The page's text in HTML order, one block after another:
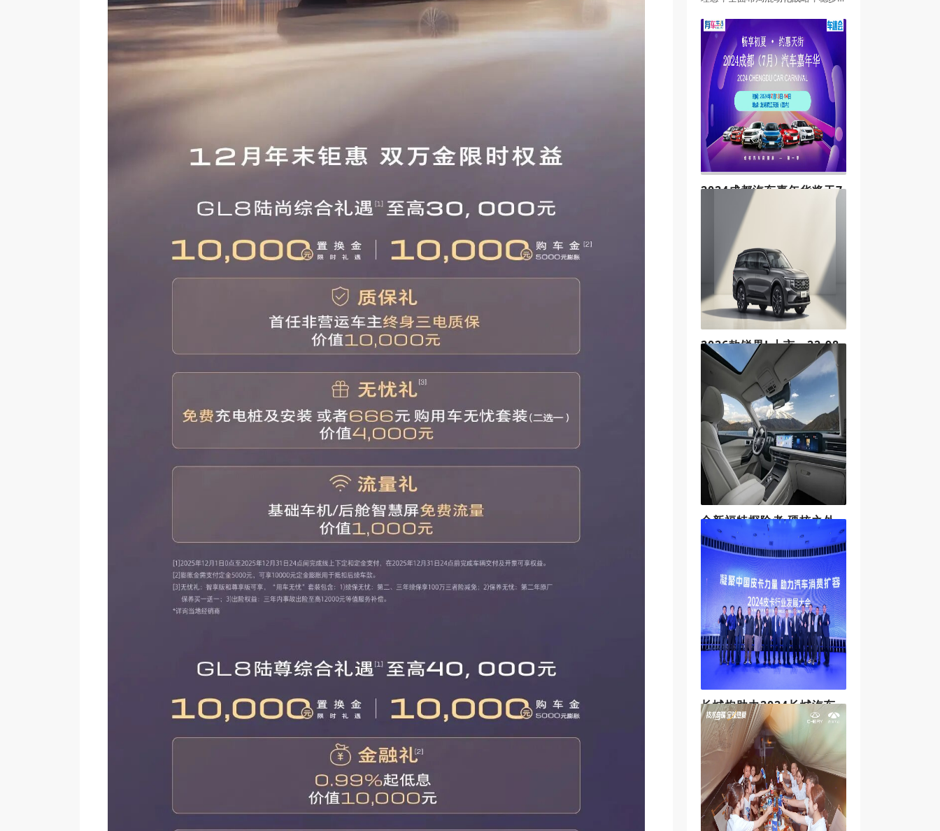
成都恒畅宏景新能源中心成功举办
了盛大的开业庆典。令人瞩目的
是，捷途汽车在短短6个月内迅速开
设了300家门店
2024成都汽车嘉年华将于7
月13-14日开启
7月13日至14日车迷会网站联合有车
生活将在成都龙湖滨江天街室内空
间盛大举办一场别开生面的车展活
动，为蓉城的车迷及市民们带来一
场集观赏、体验与互动于一体的汽
车文化大餐。本次车展汇聚了国内
外众多主流汽车
2026款锐界L上市，22.98
万起
智能升级· 全系搭载L2驾驶辅助功能
本次升级，2026款福特锐界L全系车
型搭载L2级驾驶辅助，全系标配ACC
全速智能自适应巡航、LC智能领航
辅助系统、AEB智能感应制动保护系
统等多项主动驾驶辅助功能，
全新福特探险者 硬核之外
还智能
为更好的契合用户智能用车需求，
全新福特探险者全系升级FNV3.0智
能互联全网架构，标配高通8155第
三代骁龙座舱平台旗舰芯片、车载
5G Wi-Fi热点，以此为基础打造“更
懂你”的智能座舱和“更认路”的
长城炮助力2024长城汽车
智慧工厂马拉松燃情开跑
越跑越热爱！5月19日，2024长城汽
车智慧工厂半程马拉松鸣枪开跑。
长城汽车董事长魏建军、高管跑
团、广大跑友齐聚一堂，跑进工
厂，穿越车间，跑过厂区试验场，
共享一场由长城汽车带来的全新跑
马体验。长城汽车